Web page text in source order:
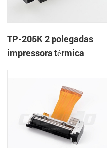
TP-205K 2 polegadas
impressora térmica